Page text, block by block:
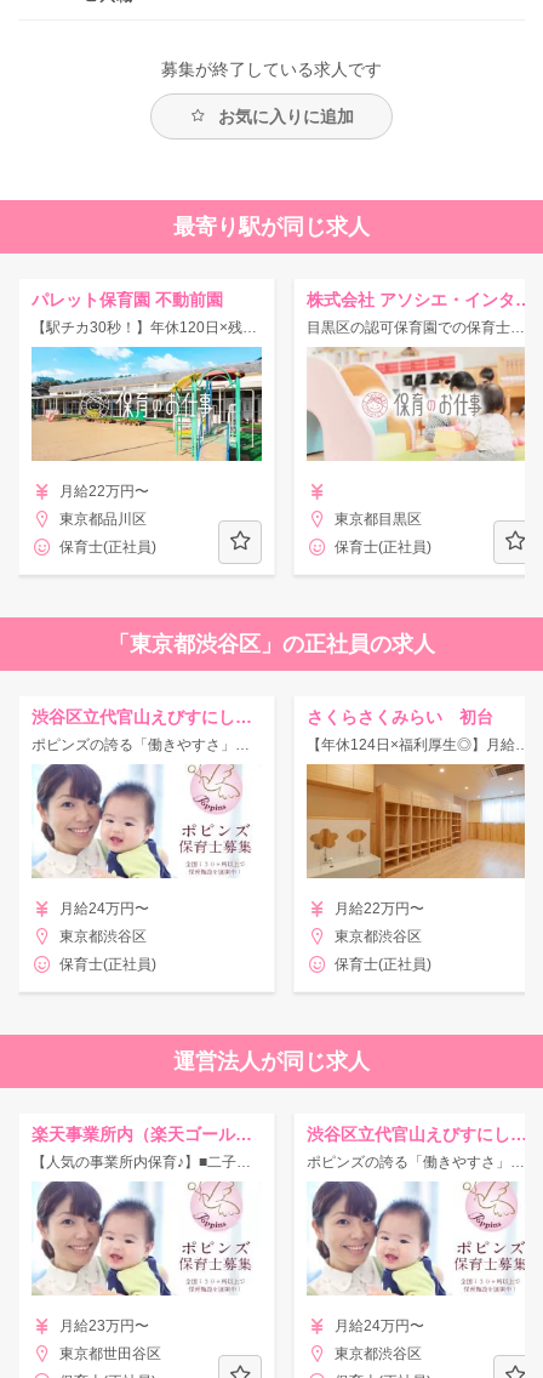
募集が終了している求人です
お気に入りに追加
最寄り駅が同じ求人
パレット保育園 不動前園
【駅チカ30秒！】年休120日×残業少なめ★高給与◎借り上げ社宅・住宅手当あり！
月給22万円〜
東京都品川区
保育士(正社員)
株式会社 アソシエ・インターナショナル
目黒区の認可保育園での保育士求人です
東京都目黒区
保育士(正社員)
「東京都渋谷区」の正社員の求人
渋谷区立代官山えびすにし保育室【ポピンズ】
ポピンズの誇る「働きやすさ」を実感してください♪★働く女性を支援する会社、という、他保育園との違いを感じてください★
月給24万円〜
東京都渋谷区
保育士(正社員)
さくらさくみらい 初台
【年休124日×福利厚生◎】月給22.8万円～＋賞与年3回★借り上げ社宅あり★
月給22万円〜
東京都渋谷区
保育士(正社員)
運営法人が同じ求人
楽天事業所内（楽天ゴールデンキッズ）【ポピンズ】
【人気の事業所内保育♪】■二子玉川駅/働きやすさを誇る『ポピンズ』が運営する事業所内保育所です★
月給23万円〜
東京都世田谷区
渋谷区立代官山えびすにし保育室【ポピンズ】
ポピンズの誇る「働きやすさ」を実感してください♪★働く女性を支援する会社、という、他保育園との違いを感じてください★
月給24万円〜
東京都渋谷区